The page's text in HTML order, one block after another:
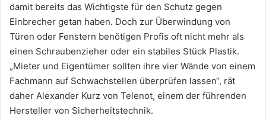
damit bereits das Wichtigste für den Schutz gegen
Einbrecher getan haben. Doch zur Überwindung von
Türen oder Fenstern benötigen Profis oft nicht mehr als
einen Schraubenzieher oder ein stabiles Stück Plastik.
„Mieter und Eigentümer sollten ihre vier Wände von einem
Fachmann auf Schwachstellen überprüfen lassen“, rät
daher Alexander Kurz von Telenot, einem der führenden
Hersteller von Sicherheitstechnik.